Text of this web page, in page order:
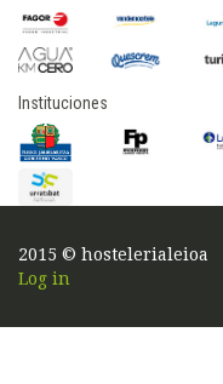
Instituciones
2015 © hostelerialeioa
Log in